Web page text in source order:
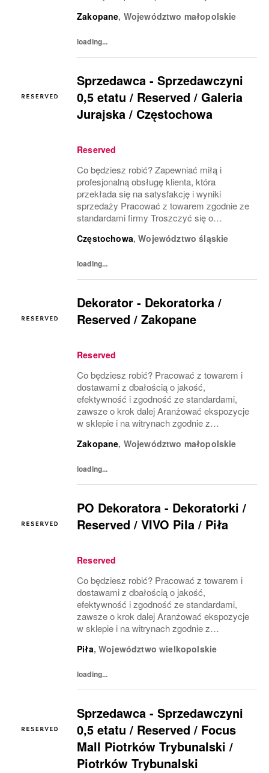
wyznaczone cele sprzedażowe Pracować z
Dbać o...
Zakopane, Województwo małopolskie
loading...
Sprzedawca - Sprzedawczyni
0,5 etatu / Reserved / Galeria
Jurajska / Częstochowa
Reserved
Co będziesz robić? Zapewniać miłą i
profesjonalną obsługę klienta, która
przekłada się na satysfakcję i wyniki
sprzedaży Pracować z towarem zgodnie ze
standardami firmy Troszczyć się o
(VM) z uwzględnieniem zasad i estetyki
Częstochowa,Województwo śląskie
loading...
Dekorator - Dekoratorka /
Reserved / Zakopane​
Reserved
Co będziesz robić? Pracować z towarem i
dostawami z dbałością o jakość,
efektywność i zgodność ze standardami,
zawsze o krok dalej Aranżować ekspozycje
w sklepie i na witrynach zgodnie z
wspierały sprzedaż Planować i organizować
Zakopane, Województwo małopolskie
loading...
PO Dekoratora - Dekoratorki /
Reserved / VIVO Pila / Piła
Reserved
Co będziesz robić? Pracować z towarem i
dostawami z dbałością o jakość,
efektywność i zgodność ze standardami,
zawsze o krok dalej Aranżować ekspozycje
w sklepie i na witrynach zgodnie z
wspierały sprzedaż Planować i organizować
Piła,Województwo wielkopolskie
loading...
Sprzedawca - Sprzedawczyni
0,5 etatu / Reserved / Focus
Mall Piotrków Trybunalski /
Piotrków Trybunalski